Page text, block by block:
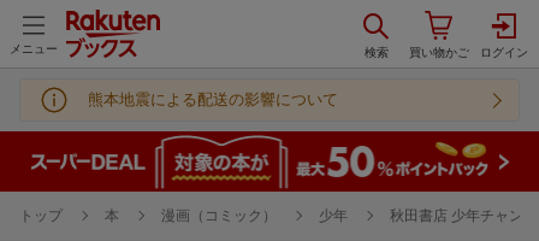
メニュー
熊本地震による配送の影響について
トップ 本 漫画（コミック） 少年 秋田書店 少年チャン